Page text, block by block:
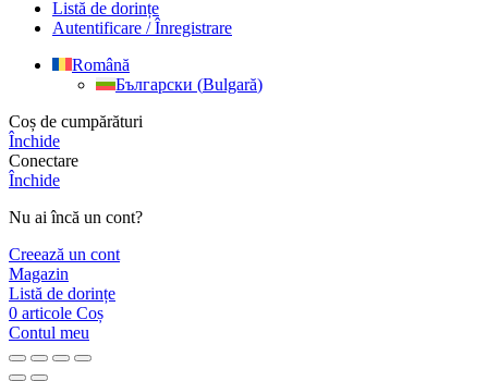
Listă de dorințe
Autentificare / Înregistrare
Română
Български (Bulgară)
Coș de cumpărături
Închide
Conectare
Închide
Nu ai încă un cont?
Creează un cont
Magazin
Listă de dorințe
0 articole Coș
Contul meu